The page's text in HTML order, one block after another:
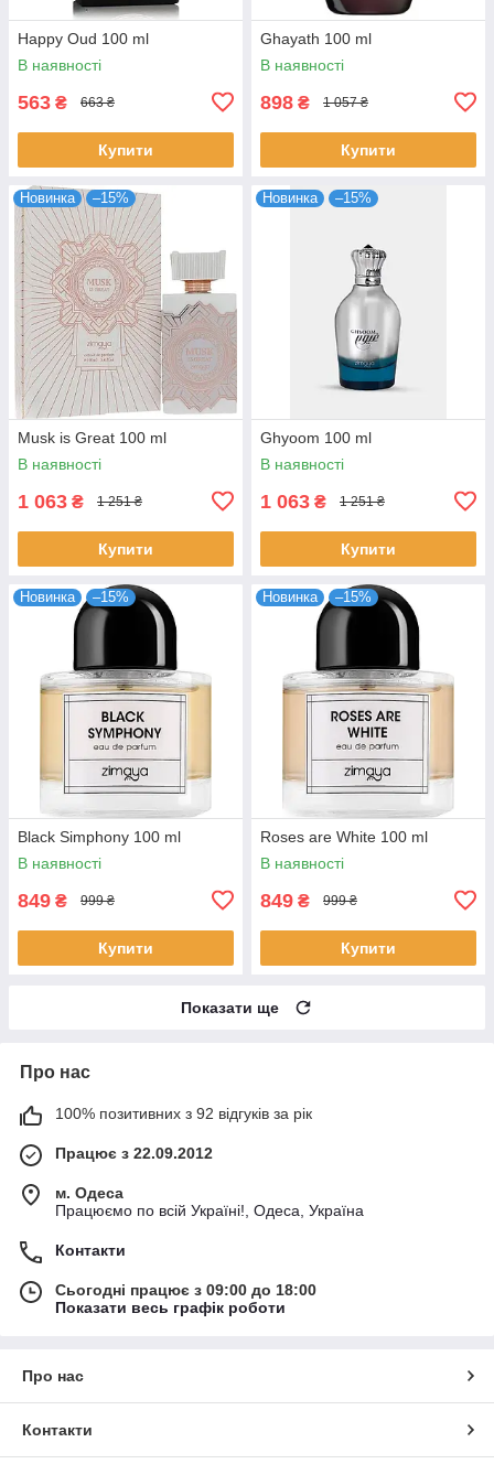
Happy Oud 100 ml
В наявності
563 ₴ 663 ₴
Купити
Ghayath 100 ml
В наявності
898 ₴ 1 057 ₴
Купити
Новинка –15%
Musk is Great 100 ml
В наявності
1 063 ₴ 1 251 ₴
Купити
Новинка –15%
Ghyoom 100 ml
В наявності
1 063 ₴ 1 251 ₴
Купити
Новинка –15%
Black Simphony 100 ml
В наявності
849 ₴ 999 ₴
Купити
Новинка –15%
Roses are White 100 ml
В наявності
849 ₴ 999 ₴
Купити
Показати ще
Про нас
100% позитивних з 92 відгуків за рік
Працює з 22.09.2012
м. Одеса
Працюємо по всій Україні!, Одеса, Україна
Контакти
Сьогодні працює з 09:00 до 18:00
Показати весь графік роботи
Про нас
Контакти